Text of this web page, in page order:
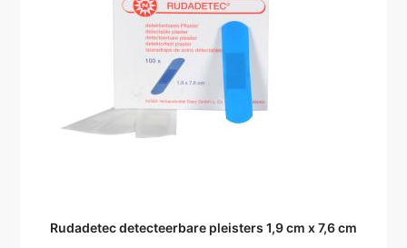
Rudadetec detecteerbare pleisters 1,9 cm x 7,6 cm